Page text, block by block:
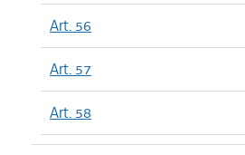
Art. 56
Art. 57
Art. 58